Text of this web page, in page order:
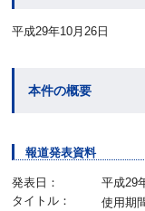
平成29年10月26日
本件の概要
報道発表資料
発表日：
平成29
タイトル：
使用期